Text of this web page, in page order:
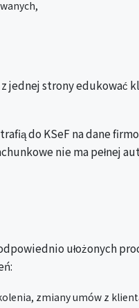
jednej strony edukować
do KSeF na dane
nie ma pełnej
ułożonych
zmiany umów z